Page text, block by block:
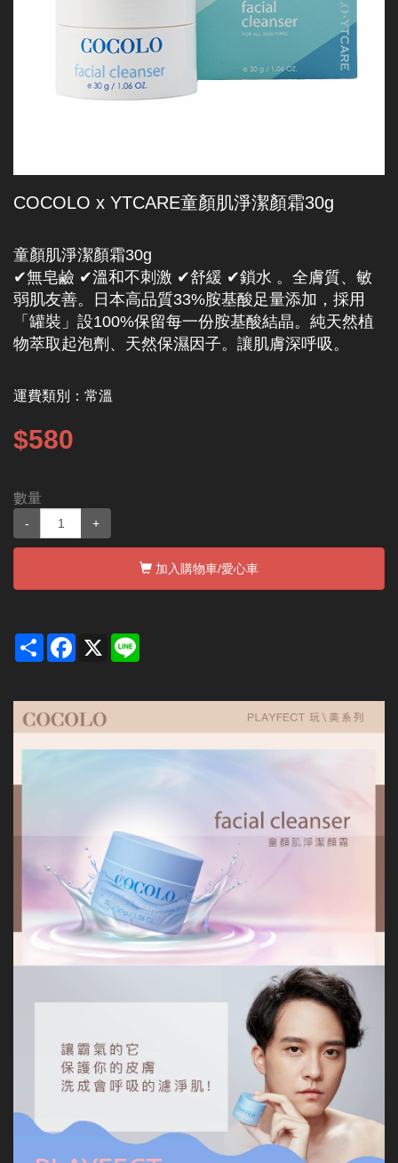
COCOLO x YTCARE童顏肌淨潔顏霜30g
童顏肌淨潔顏霜30g
✔無皂鹼 ✔溫和不刺激 ✔舒緩 ✔鎖水 。全膚質、敏
弱肌友善。日本高品質33%胺基酸足量添加，採用
「罐裝」設100%保留每一份胺基酸結晶。純天然植
物萃取起泡劑、天然保濕因子。讓肌膚深呼吸。
運費類別： 常溫
$580
數量
- +
加入購物車/愛心車
Share Facebook
X